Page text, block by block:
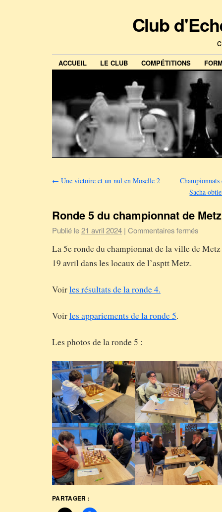
Club
ACCUEIL LE CLUB COMPÉTITIONS
← Une victoire et un nul en Moselle 2
Sacha
Ronde 5 du championnat de
Publié le21 avril 2024 | Commentaires fermés
La 5e ronde du championnat de la ville de
19 avril dans les locaux de l’asptt Metz.
Voirles résultats de la ronde 4.
Voirles appariements de la ronde 5.
Les photos de la ronde 5 :
PARTAGER :